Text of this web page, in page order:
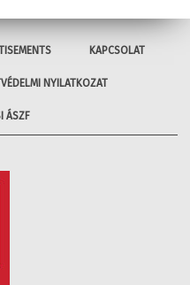
KAPCSOLAT
NYILATKOZAT
ÁSZF